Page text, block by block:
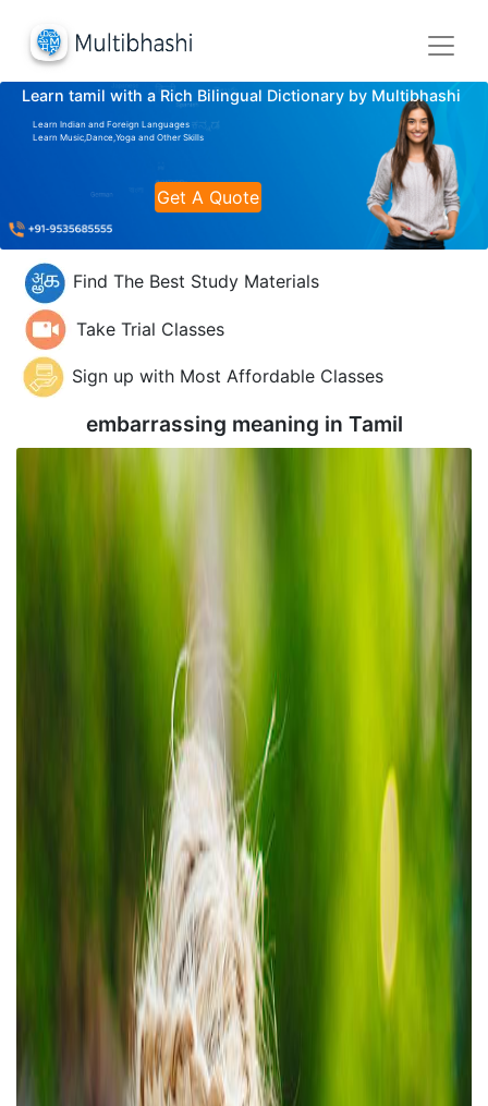
Learn tamil with a Rich Bilingual Dictionary by Multibhashi
Learn Indian and Foreign Languages
Learn Music,Dance,Yoga and Other Skills
Get A Quote
Find The Best Study Materials
Take Trial Classes
Sign up with Most Affordable Classes
embarrassing meaning in Tamil